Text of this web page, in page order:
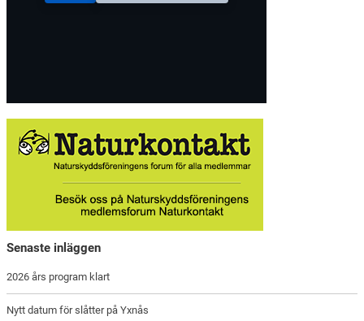
Senaste inläggen
2026 års program klart
Nytt datum för slåtter på Yxnås